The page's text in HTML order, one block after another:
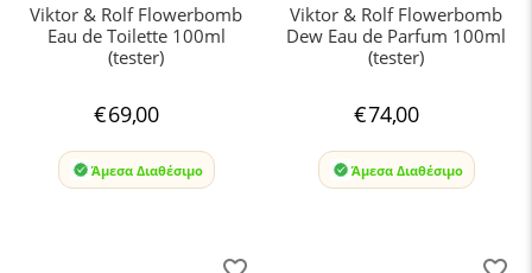
Viktor & Rolf Flowerbomb
Eau de Toilette 100ml
(tester)
€69,00
Άμεσα Διαθέσιμο
Viktor & Rolf Flowerbomb
Dew Eau de Parfum 100ml
(tester)
€74,00
Άμεσα Διαθέσιμο